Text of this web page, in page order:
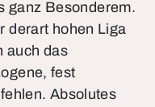
ganz Besonderem.
derart hohen Liga
auch das
fest
Absolutes